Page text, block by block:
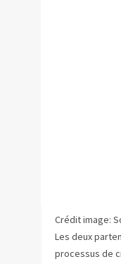
Crédit image:
Les deux
processus de